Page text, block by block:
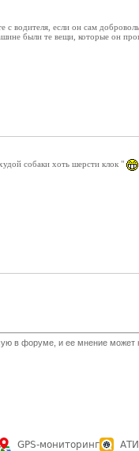
с водителя, если он сам
были те вещи, которые он
собаки хоть шерсти клок "
в форуме, и ее мнение может
GPS-мониторинг